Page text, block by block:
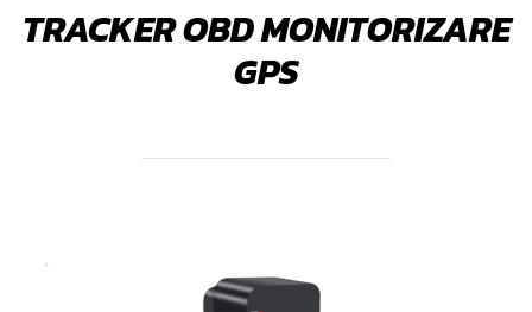
TRACKER OBD MONITORIZARE
GPS